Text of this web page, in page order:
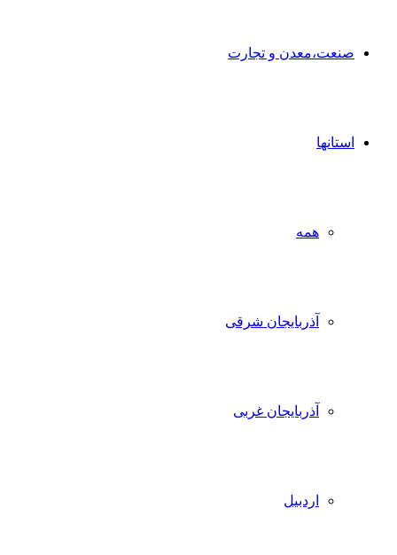
صنعت،معدن و تجارت
استانها
همه
آذربایجان شرقی
آذربایجان غربی
اردبیل